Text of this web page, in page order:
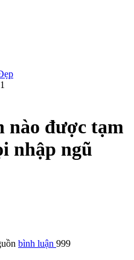
nào được tạm
nhập ngũ
bình luận 999